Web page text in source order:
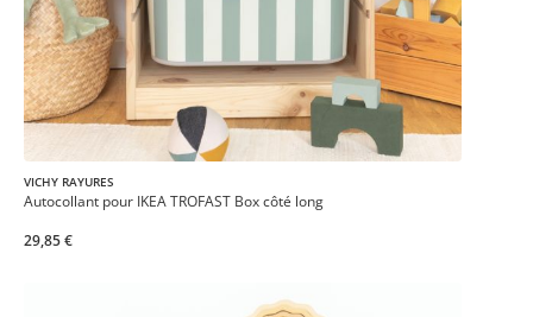
VICHY RAYURES
Autocollant pour IKEA TROFAST Box côté long
29,85 €